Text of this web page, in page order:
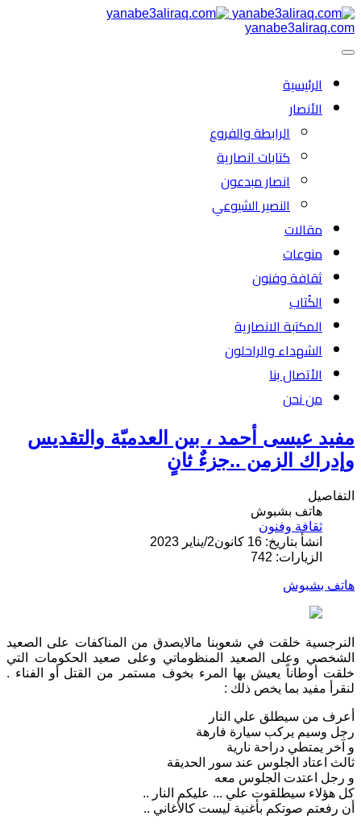
yanabe3aliraq.com
الرئیسية
الأنصار
الرابطة والفروع
كتابات انصارية
انصار مبدعون
النصیر الشیوعي
مقالات
منوعات
ثقافة وفنون
الكُتاب
المكتبة الانصارية
الشهداء والراحلون
الأتصال بنا
من نحن
مفيد عيسى أحمد ، بين العدميّة والتقديس
وإدراك الزمن ..جزءٌ ثانٍ
التفاصيل
هاتف بشبوش
ثقافة وفنون
انشأ بتاريخ: 16 كانون2/يناير 2023
الزيارات: 742
هاتف بشبوش
النرجسية خلقت في شعوبنا مالايصدق من المناكفات على الصعيد
الشخصي وعلى الصعيد المنظوماتي وعلى صعيد الحكومات التي
خلقت أوطاناً يعيش بها المرء بخوف مستمر من القتل أو الفناء .
لنقرأ مفيد بما يخص ذلك :
أعرف من سيطلق علي النار
رجل وسيم يركب سيارة فارهة
و آخر يمتطي دراحة نارية
ثالث اعتاد الجلوس عند سور الحديقة
و رجل اعتدت الجلوس معه
كل هؤلاء سيطلقوت علي ... عليكم النار ..
أن رفعتم صوتكم بأغنية ليست كاﻷغاني ..